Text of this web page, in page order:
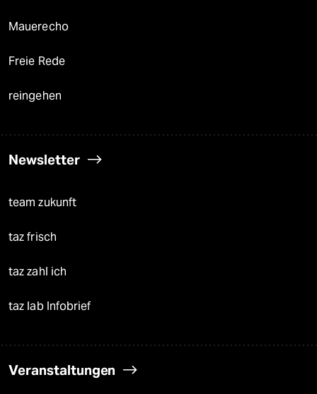
Mauerecho
Freie Rede
reingehen
Newsletter
team zukunft
taz frisch
taz zahl ich
taz lab Infobrief
Veranstaltungen